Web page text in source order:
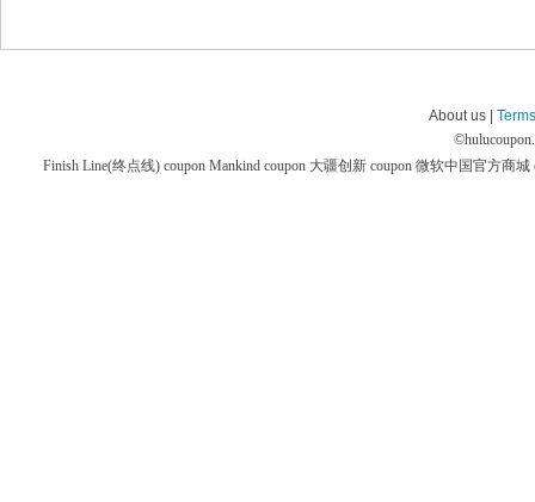
About us |
©
Finish Line(终点线) coupon Mankind coupon 大疆创新 coupon 微软中国官方商城